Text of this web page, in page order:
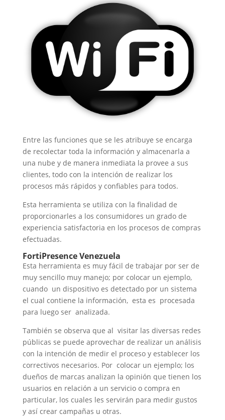
Entre las funciones que se les atribuye se encarga
de recolectar toda la información y almacenarla a
una nube y de manera inmediata la provee a sus
clientes, todo con la intención de realizar los
procesos más rápidos y confiables para todos.
Esta herramienta se utiliza con la finalidad de
proporcionarles a los consumidores un grado de
experiencia satisfactoria en los procesos de compras
efectuadas.
FortiPresence Venezuela
Esta herramienta es muy fácil de trabajar por ser de
muy sencillo muy manejo; por colocar un ejemplo,
cuando un dispositivo es detectado por un sistema
el cual contiene la información, esta es procesada
para luego ser analizada.
También se observa que al visitar las diversas redes
públicas se puede aprovechar de realizar un análisis
con la intención de medir el proceso y establecer los
correctivos necesarios. Por colocar un ejemplo; los
dueños de marcas analizan la opinión que tienen los
usuarios en relación a un servicio o compra en
particular, los cuales les servirán para medir gustos
y así crear campañas u otras.